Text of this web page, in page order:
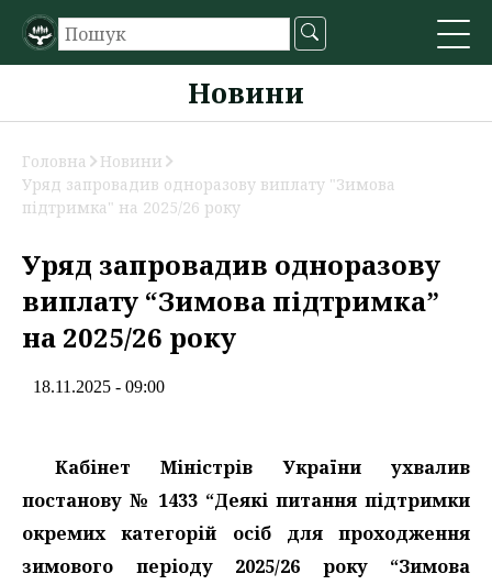
Новини
Головна
Новини
Уряд запровадив одноразову виплату "Зимова
підтримка" на 2025/26 року
Уряд запровадив одноразову
виплату “Зимова підтримка”
на 2025/26 року
18.11.2025 - 09:00
Кабінет Міністрів України ухвалив
постанову № 1433 “Деякі питання підтримки
окремих категорій осіб для проходження
зимового періоду 2025/26 року “Зимова